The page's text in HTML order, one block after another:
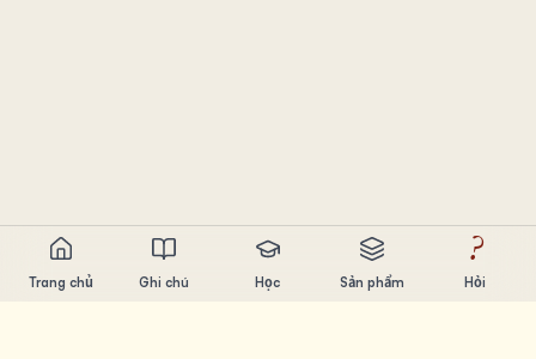
Trang chủ Ghi chú Học Sản phẩm
?
Hỏi